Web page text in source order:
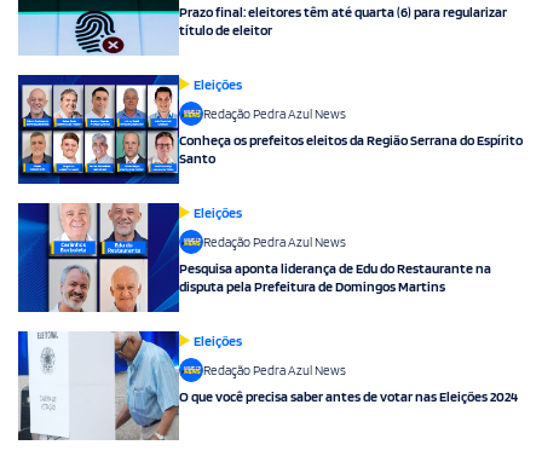
Prazo final: eleitores têm até quarta (6) para regularizar
título de eleitor
Eleições
Redação Pedra Azul News
Conheça os prefeitos eleitos da Região Serrana do Espírito
Santo
Eleições
Redação Pedra Azul News
Pesquisa aponta liderança de Edu do Restaurante na
disputa pela Prefeitura de Domingos Martins
Eleições
Redação Pedra Azul News
O que você precisa saber antes de votar nas Eleições 2024